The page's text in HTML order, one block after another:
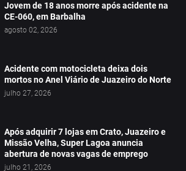
Jovem de 18 anos morre após acidente na
CE-060, em Barbalha
agosto 02, 2026
Acidente com motocicleta deixa dois
mortos no Anel Viário de Juazeiro do Norte
julho 27, 2026
Após adquirir 7 lojas em Crato, Juazeiro e
Missão Velha, Super Lagoa anuncia
abertura de novas vagas de emprego
julho 21, 2026